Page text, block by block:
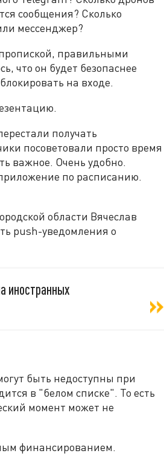
сообщения? Сколько
мессенджер?
правильными
что он будет безопаснее
на входе.
получать
посоветовали просто время
важное. Очень удобно.
по расписанию.
области Вячеслав
push-уведомления о
иностранных
быть недоступны при
в "белом списке". То есть
момент может не
финансированием.